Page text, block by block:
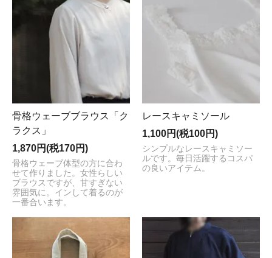
骨格ウェーブブラウス「ク
ラクス」
1,870円(税170円)
骨格ウェーブ体型の方に合わ
せて作りました。女性らしい
ブラウスですが、甘すぎない
雰囲気に。インして着るのが
一番合います。
レースキャミソール
1,100円(税100円)
シンプルなレースキャミソー
ルです。毎日活躍するコスパ
の良いアイテム。